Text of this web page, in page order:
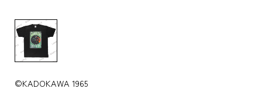
©KADOKAWA 1965